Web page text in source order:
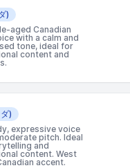
)
aged Canadian
with a calm and
tone, ideal for
content and
)
expressive voice
pitch. Ideal
and
content. West
accent.